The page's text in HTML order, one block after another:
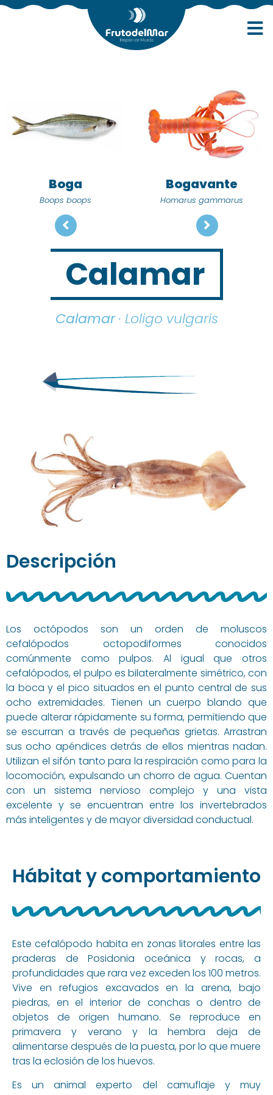
Boga
Boops boops
Bogavante
Homarus gammarus
Calamar
Calamar· Loligo vulgaris
Descripción
Los octópodos son un orden de moluscos
cefalópodos octopodiformes conocidos
comúnmente como pulpos. Al igual que otros
cefalópodos, el pulpo es bilateralmente simétrico, con
la boca y el pico situados en el punto central de sus
ocho extremidades. Tienen un cuerpo blando que
puede alterar rápidamente su forma, permitiendo que
se escurran a través de pequeñas grietas. Arrastran
sus ocho apéndices detrás de ellos mientras nadan.
Utilizan el sifón tanto para la respiración como para la
locomoción, expulsando un chorro de agua. Cuentan
con un sistema nervioso complejo y una vista
excelente y se encuentran entre los invertebrados
más inteligentes y de mayor diversidad conductual.
Hábitat y comportamiento
Este cefalópodo habita en zonas litorales entre las
praderas de Posidonia oceánica y rocas, a
profundidades que rara vez exceden los 100 metros.
Vive en refugios excavados en la arena, bajo
piedras, en el interior de conchas o dentro de
objetos de origen humano. Se reproduce en
primavera y verano y la hembra deja de
alimentarse después de la puesta, por lo que muere
tras la eclosión de los huevos.
Es un animal experto del camuflaje y muy